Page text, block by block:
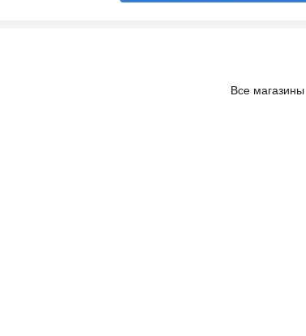
Все магазины